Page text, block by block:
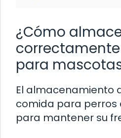
¿Cómo
para
El almacenamiento
comida para perros
para mantener su